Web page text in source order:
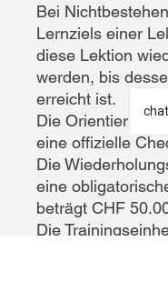
Bei
Lernziels einer
diese Lektion
werden, bis
erreicht ist.
Die Orientierung
eine offizielle
Die
eine
beträgt CHF
Die